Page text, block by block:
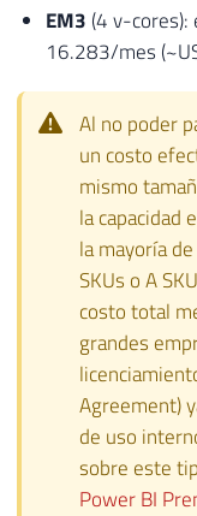
EM3 (4 v-cores):
16.283/mes
Al no poder
un costo
mismo
la capacidad
la mayoría
SKUs o A
costo total
grandes
Agreement)
de uso
sobre este
Power BI